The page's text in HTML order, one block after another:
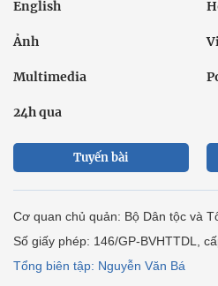
English
Ảnh
Multimedia
24h qua
Tuyến bài
Cơ quan chủ quản: Bộ Dân tộc và
Số giấy phép: 146/GP-BVHTTDL,
Tổng biên tập: Nguyễn Văn Bá